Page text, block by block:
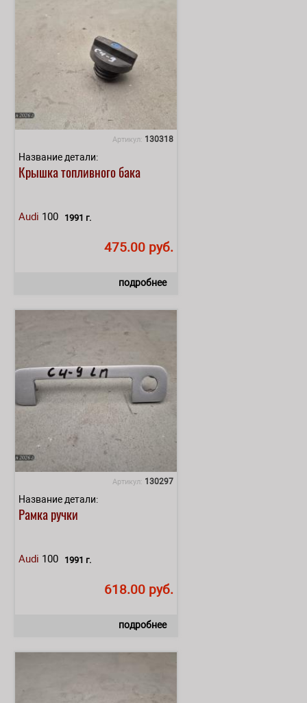
Артикул: 130318
Название детали:
Крышка топливного бака
Audi 100 1991 г.
475.00 руб.
подробнее
Артикул: 130297
Название детали:
Рамка ручки
Audi 100 1991 г.
618.00 руб.
подробнее